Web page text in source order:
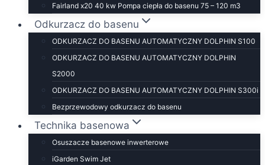
Fairland x20 40 kw Pompa ciepła do basenu 75 – 120 m3
Odkurzacz do basenu
ODKURZACZ DO BASENU AUTOMATYCZNY DOLPHIN S100
ODKURZACZ DO BASENU AUTOMATYCZNY DOLPHIN
S2000
ODKURZACZ DO BASENU AUTOMATYCZNY DOLPHIN S300i
Bezprzewodowy odkurzacz do basenu
Technika basenowa
Osuszacze basenowe inwerterowe
iGarden Swim Jet